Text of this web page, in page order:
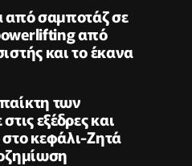
από σαμποτάζ σε
από
και το έκανα
των
εξέδρες και
κεφάλι-Ζητά